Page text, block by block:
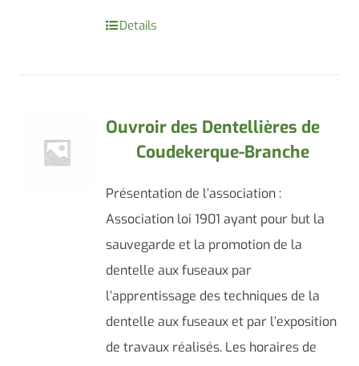
Details
Ouvroir des Dentellières de
Coudekerque-Branche
Présentation de l’association :
Association loi 1901 ayant pour but la
sauvegarde et la promotion de la
dentelle aux fuseaux par
l’apprentissage des techniques de la
dentelle aux fuseaux et par l’exposition
de travaux réalisés. Les horaires de